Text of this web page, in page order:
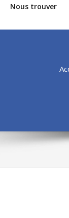
Nous trouver